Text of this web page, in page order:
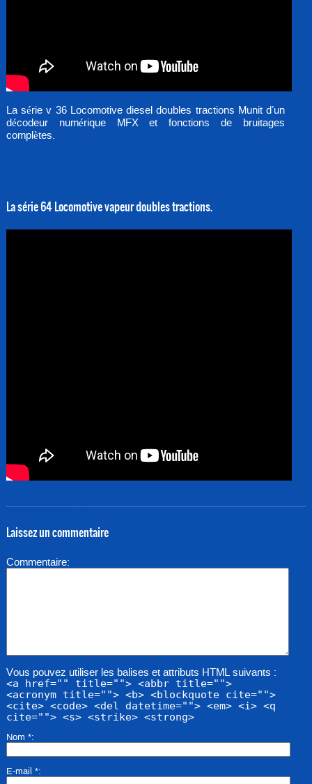
La série v 36 Locomotive diesel doubles tractions Munit d’un
décodeur numérique MFX et fonctions de bruitages
complètes.
La série 64 Locomotive vapeur doubles tractions.
Laissez un commentaire
Commentaire
Vous pouvez utiliser les balises et attributs HTML suivants :
<a href="" title=""> <abbr title="">
<acronym title=""> <b> <blockquote cite="">
<cite> <code> <del datetime=""> <em> <i> <q
cite=""> <s> <strike> <strong>
Nom *
E-mail *